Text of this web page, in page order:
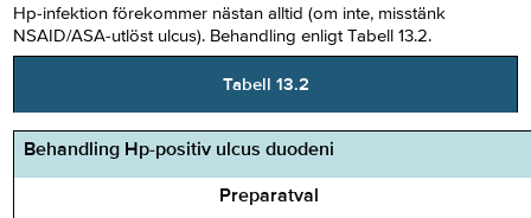
Hp-infektion förekommer nästan alltid (om inte, misstänk
NSAID/ASA-utlöst ulcus). Behandling enligt Tabell 13.2.
Tabell 13.2
Behandling Hp-positiv ulcus duodeni
Preparatval